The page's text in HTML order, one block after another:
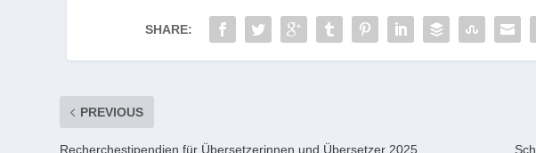
SHARE:
PREVIOUS
Recherchestipendien für Übersetzerinnen und Übersetzer 2025